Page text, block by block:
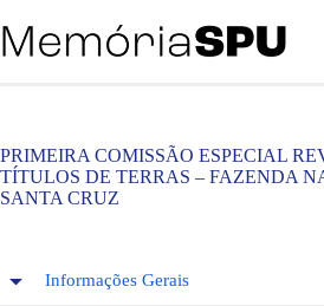
para
o
PRIMEIRA COMISSÃO ESPECIAL
TÍTULOS DE TERRAS – FAZENDA
SANTA CRUZ
Informações Gerais